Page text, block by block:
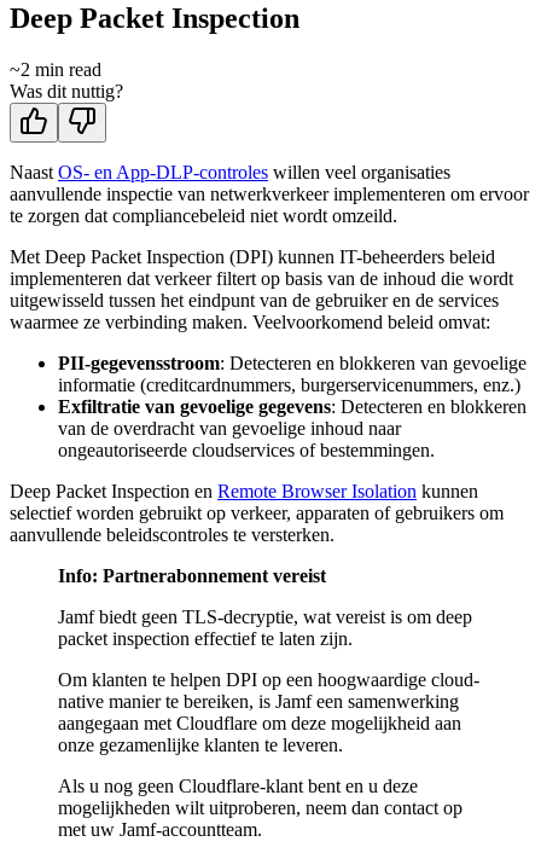
Deep Packet Inspection
~2 min read
Was dit nuttig?
Naast OS- en App-DLP-controles willen veel organisaties
aanvullende inspectie van netwerkverkeer implementeren om ervoor
te zorgen dat compliancebeleid niet wordt omzeild.
Met Deep Packet Inspection (DPI) kunnen IT-beheerders beleid
implementeren dat verkeer filtert op basis van de inhoud die wordt
uitgewisseld tussen het eindpunt van de gebruiker en de services
waarmee ze verbinding maken. Veelvoorkomend beleid omvat:
PII-gegevensstroom: Detecteren en blokkeren van gevoelige
informatie (creditcardnummers, burgerservicenummers, enz.)
Exfiltratie van gevoelige gegevens: Detecteren en blokkeren
van de overdracht van gevoelige inhoud naar
ongeautoriseerde cloudservices of bestemmingen.
Deep Packet Inspection en Remote Browser Isolation kunnen
selectief worden gebruikt op verkeer, apparaten of gebruikers om
aanvullende beleidscontroles te versterken.
Info: Partnerabonnement vereist
Jamf biedt geen TLS-decryptie, wat vereist is om deep
packet inspection effectief te laten zijn.
Om klanten te helpen DPI op een hoogwaardige cloud-
native manier te bereiken, is Jamf een samenwerking
aangegaan met Cloudflare om deze mogelijkheid aan
onze gezamenlijke klanten te leveren.
Als u nog geen Cloudflare-klant bent en u deze
mogelijkheden wilt uitproberen, neem dan contact op
met uw Jamf-accountteam.